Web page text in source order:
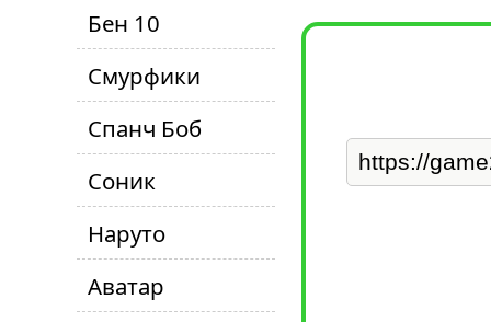
Бен 10
Смурфики
Спанч Боб
Соник
Наруто
Аватар